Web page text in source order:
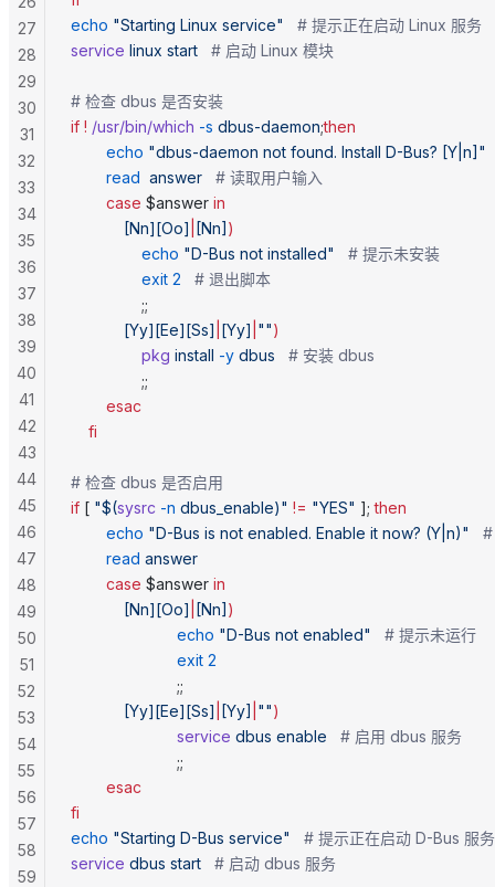
echo "Starting Linux service"
   # 提示正在启动 Linux 服务
service linux start
   # 启动 Linux 模块
# 检查 dbus 是否安装
if ! /usr/bin/which -s dbus-daemon;then
        echo
"dbus-daemon not found. Install D-Bus? [Y|n]"
        read
  answer
   # 读取用户输入
        case
$answer in
            [Nn][Oo]
[Nn] )
                echo
"D-Bus not installed"
   # 提示未安装
                exit
2
   # 退出脚本
                ;;
            [Yy][Ee][Ss]
[Yy] "")
                pkg
install -y dbus
   # 安装 dbus
                ;;
        esac
    fi
# 检查 dbus 是否启用
if [ "$(sysrc -n dbus_enable)" != "YES" ]; then
        echo
"D-Bus is not enabled. Enable it now? (Y|n)"
        read
answer
        case
$answer in
            [Nn][Oo]
[Nn] )
                        echo
"D-Bus not enabled"
   # 提示未运行
                        exit
2
                        ;;
            [Yy][Ee][Ss]
[Yy] "")
                        service
dbus enable
   # 启用 dbus 服务
                        ;;
        esac
fi
echo "Starting D-Bus service"
   # 提示正在启动 D-Bus 服务
service dbus start
   # 启动 dbus 服务
27
28
29
30
31
32
33
34
35
36
37
38
39
40
41
42
43
44
45
46
47
48
49
50
51
52
53
54
55
56
57
58
59